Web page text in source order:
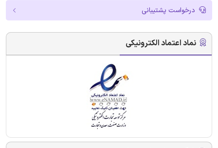
درخواست پشتیبانی
نماد اعتماد الکترونیکی